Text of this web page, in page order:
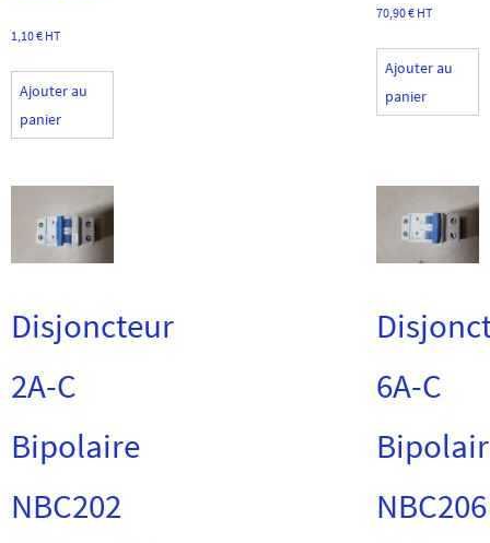
1,10€ HT
Ajouter au
panier
70,90€ HT
Ajouter au
panier
Disjoncteur
2A-C
Bipolaire
NBC202
6A-C
NBC206